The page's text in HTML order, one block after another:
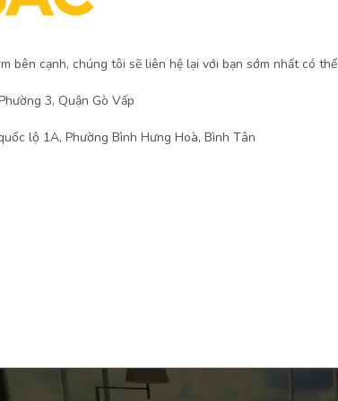
bên cạnh, chúng tôi sẽ liên hệ lại với bạn sớm nhất có thể
3, Quận Gò Vấp
lộ 1A, Phường Bình Hưng Hoà, Bình Tân